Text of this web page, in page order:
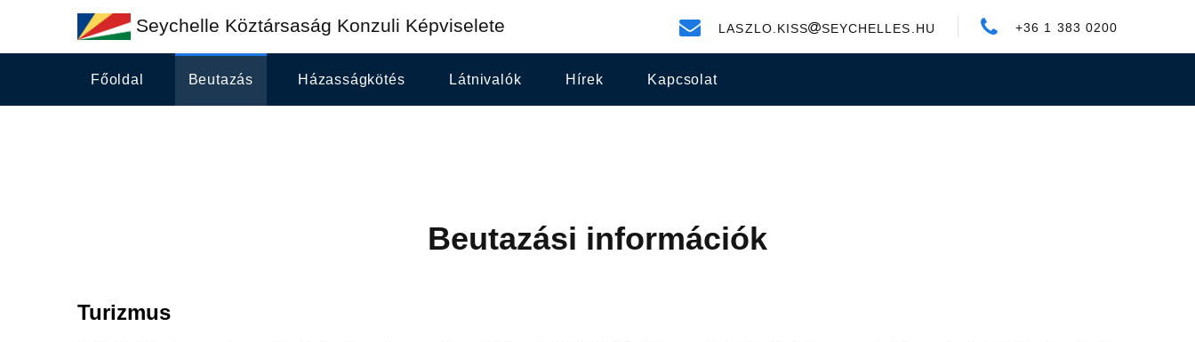
Seychelle Köztársaság Konzuli Képviselete LASZLO.KISS SEYCHELLES.HU +36 1 383 0200
Főoldal Beutazás Házasságkötés Látnivalók Hírek Kapcsolat
Beutazási információk
Turizmus